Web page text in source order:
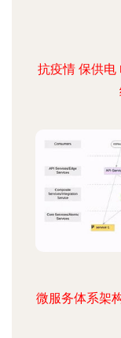
抗疫情 保供
微服务体系架